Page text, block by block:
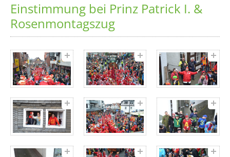
Einstimmung bei Prinz Patrick I. &
Rosenmontagszug